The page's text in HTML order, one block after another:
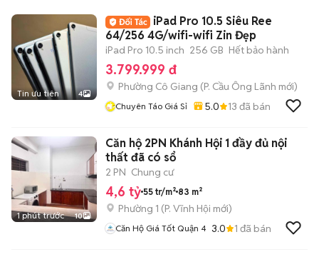
Tin ưu tiên 4
iPad Pro 10.5 Siêu Ree
64/256 4G/wifi-wifi Zin Đẹp
iPad Pro 10.5 inch 256 GB Hết bảo hành
3.799.999 đ
Phường Cô Giang (P. Cầu Ông Lãnh mới)
Chuyên Táo Giá Sỉ 5.0 13 đã bán
1 phút trước 10
Căn hộ 2PN Khánh Hội 1 đầy đủ nội
thất đã có sổ
2 PN Chung cư
4,6 tỷ 55 tr/m² 83 m²
Phường 1 (P. Vĩnh Hội mới)
Căn Hộ Giá Tốt Quận 4 3.0 1 đã bán